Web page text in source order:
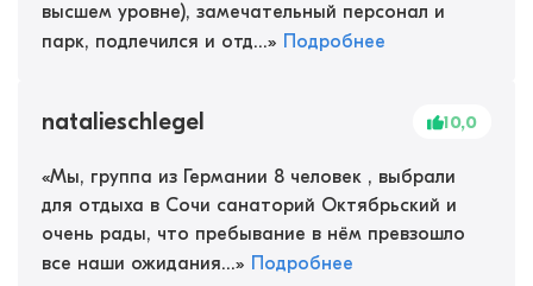
высшем уровне), замечательный персонал и
парк, подлечился и отд...» Подробнее
natalieschlegel 10,0
«Мы, группа из Германии 8 человек , выбрали
для отдыха в Сочи санаторий Октябрьский и
очень рады, что пребывание в нём превзошло
все наши ожидания...» Подробнее